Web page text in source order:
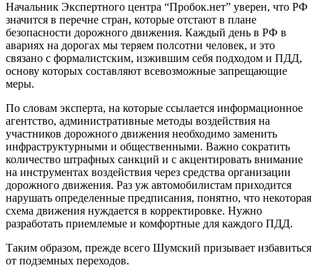
Начальник Экспертного центра “Пробок.нет” уверен, что РФ
значится в перечне стран, которые отстают в плане
безопасности дорожного движения. Каждый день в РФ в
авариях на дорогах мы теряем полсотни человек, и это
связано с формалистским, изжившим себя подходом и ПДД,
основу которых составляют всевозможные запрещающие
меры.
По словам эксперта, на которые ссылается информационное
агентство, административные методы воздействия на
участников дорожного движения необходимо заменить
инфраструктурными и общественными. Важно сократить
количество штрафных санкций и с акцентировать внимание
на инструментах воздействия через средства организации
дорожного движения. Раз уж автомобилистам приходится
нарушать определенные предписания, понятно, что некоторая
схема движения нуждается в корректировке. Нужно
разработать приемлемые и комфортные для каждого ПДД.
Таким образом, прежде всего Шумский призывает избавиться
от подземных переходов.